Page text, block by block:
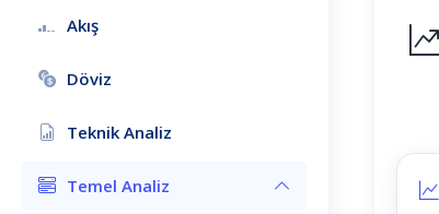
Akış
Döviz
Teknik Analiz
Temel Analiz